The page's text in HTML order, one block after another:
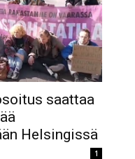
saattaa
Helsingissä
1